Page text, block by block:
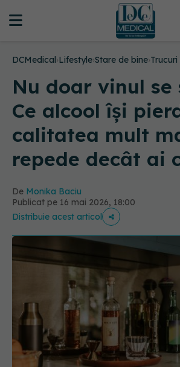
DCMedical›Lifestyle›Stare de bine›
Nu doar vinul se
Ce alcool își
calitatea mult
repede decât ai
De Monika Baciu
Publicat pe 16 mai 2026, 18:00
Distribuie acest articol